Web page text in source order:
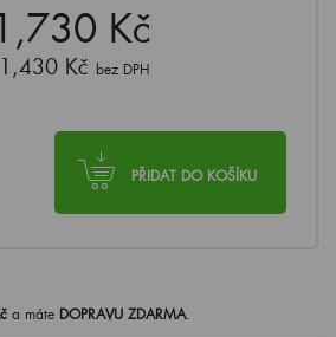
Kč
1,430 Kč bez DPH
PŘIDAT DO KOŠÍKU
a máte DOPRAVU ZDARMA.